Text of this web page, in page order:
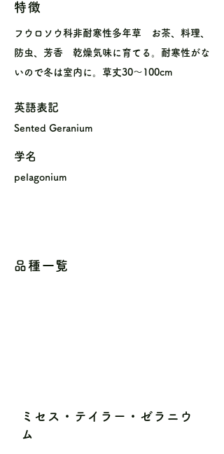
特徴
フウロソウ科非耐寒性多年草 お茶、料理、
防虫、芳香 乾燥気味に育てる。耐寒性がな
いので冬は室内に。草丈30〜100cm
英語表記
Sented Geranium
学名
pelagonium
品種一覧
ミセス・テイラー・ゼラニウ
ム